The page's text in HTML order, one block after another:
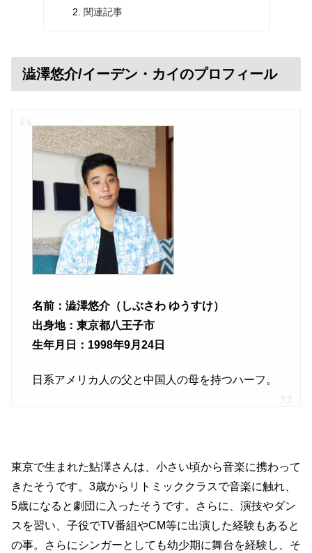
関連記事
澁澤悠介/イーデン・カイのプロフィール
名前：澁澤悠介（しぶさわ ゆうすけ）
出身地：東京都八王子市
生年月日：1998年9月24日
日系アメリカ人の父と中国人の母を持つハーフ。
東京で生まれた鮎澤さんは、小さい頃から音楽に携わって
きたそうです。3歳からリトミッククラスで音楽に触れ、
5歳になると劇団に入ったそうです。さらに、演技やダン
スを習い、子役でTV番組やCM等に出演した経験もあると
の事。さらにシンガーとしても幼少期に舞台を経験し、そ